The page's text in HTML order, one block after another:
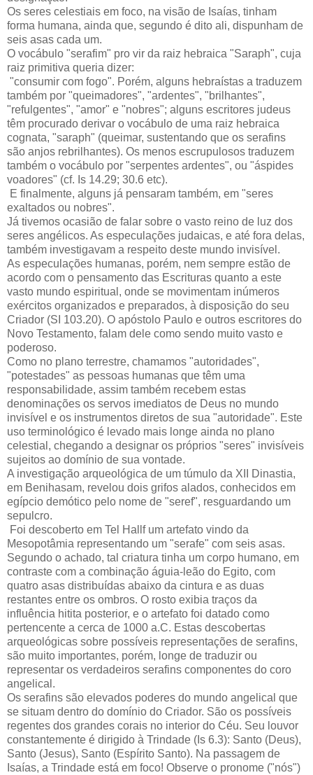
Os seres celestiais em foco, na visão de Isaías, tinham
forma humana, ainda que, segundo é dito ali, dispunham de
seis asas cada um.
O vocábulo "serafim" pro vir da raiz hebraica "Saraph", cuja
raiz primitiva queria dizer:
"consumir com fogo". Porém, alguns hebraístas a traduzem
também por "queimadores", "ardentes", "brilhantes",
"refulgentes", "amor" e "nobres"; alguns escritores judeus
têm procurado derivar o vocábulo de uma raiz hebraica
cognata, "saraph" (queimar, sustentando que os serafins
são anjos rebrilhantes). Os menos escrupulosos traduzem
também o vocábulo por "serpentes ardentes", ou "áspides
voadores" (cf. Is 14.29; 30.6 etc).
E finalmente, alguns já pensaram também, em "seres
exaltados ou nobres".
Já tivemos ocasião de falar sobre o vasto reino de luz dos
seres angélicos. As especulações judaicas, e até fora delas,
também investigavam a respeito deste mundo invisível.
As especulações humanas, porém, nem sempre estão de
acordo com o pensamento das Escrituras quanto a este
vasto mundo espiritual, onde se movimentam inúmeros
exércitos organizados e preparados, à disposição do seu
Criador (SI 103.20). O apóstolo Paulo e outros escritores do
Novo Testamento, falam dele como sendo muito vasto e
poderoso.
Como no plano terrestre, chamamos "autoridades",
"potestades" as pessoas humanas que têm uma
responsabilidade, assim também recebem estas
denominações os servos imediatos de Deus no mundo
invisível e os instrumentos diretos de sua "autoridade". Este
uso terminológico é levado mais longe ainda no plano
celestial, chegando a designar os próprios "seres" invisíveis
sujeitos ao domínio de sua vontade.
A investigação arqueológica de um túmulo da XII Dinastia,
em Benihasam, revelou dois grifos alados, conhecidos em
egípcio demótico pelo nome de "seref", resguardando um
sepulcro.
Foi descoberto em Tel Hallf um artefato vindo da
Mesopotâmia representando um "serafe" com seis asas.
Segundo o achado, tal criatura tinha um corpo humano, em
contraste com a combinação águia-leão do Egito, com
quatro asas distribuídas abaixo da cintura e as duas
restantes entre os ombros. O rosto exibia traços da
influência hitita posterior, e o artefato foi datado como
pertencente a cerca de 1000 a.C. Estas descobertas
arqueológicas sobre possíveis representações de serafins,
são muito importantes, porém, longe de traduzir ou
representar os verdadeiros serafins componentes do coro
angelical.
Os serafins são elevados poderes do mundo angelical que
se situam dentro do domínio do Criador. São os possíveis
regentes dos grandes corais no interior do Céu. Seu louvor
constantemente é dirigido à Trindade (Is 6.3): Santo (Deus),
Santo (Jesus), Santo (Espírito Santo). Na passagem de
Isaías, a Trindade está em foco! Observe o pronome ("nós")